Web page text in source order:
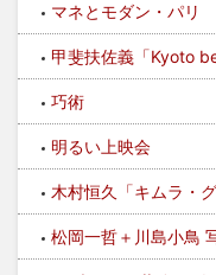
マネとモダン・パリ
甲斐扶佐義「Kyoto
巧術
明るい上映会
木村恒久「キムラ・
松岡一哲＋川島小鳥